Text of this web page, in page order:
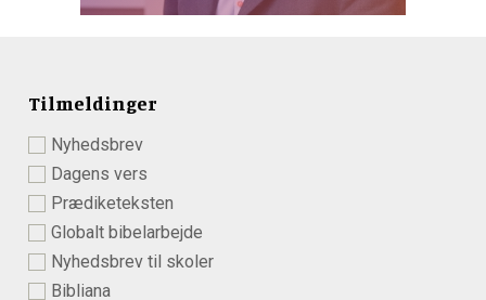
Tilmeldinger
Nyhedsbrev
Dagens vers
Prædiketeksten
Globalt bibelarbejde
Nyhedsbrev til skoler
Bibliana